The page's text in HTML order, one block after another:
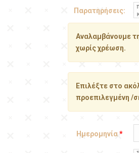
Παρατηρήσεις:
Αναλαμβάνουμε
χωρίς χρέωση.
Επιλέξτε στο
προεπιλεγμένη /
Ημερομηνία*